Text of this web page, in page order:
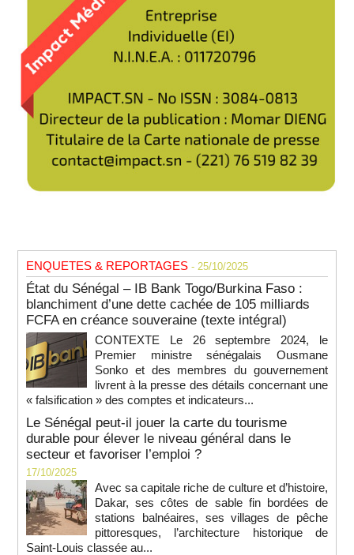
ENQUETES & REPORTAGES - 25/10/2025
État du Sénégal – IB Bank Togo/Burkina Faso :
blanchiment d’une dette cachée de 105 milliards
FCFA en créance souveraine (texte intégral)
CONTEXTE Le 26 septembre 2024, le
Premier ministre sénégalais Ousmane
Sonko et des membres du gouvernement
livrent à la presse des détails concernant une
« falsification » des comptes et indicateurs...
Le Sénégal peut-il jouer la carte du tourisme
durable pour élever le niveau général dans le
secteur et favoriser l’emploi ?
17/10/2025
Avec sa capitale riche de culture et d’histoire,
Dakar, ses côtes de sable fin bordées de
stations balnéaires, ses villages de pêche
pittoresques, l’architecture historique de
Saint-Louis classée au...